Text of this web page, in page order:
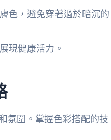
色，避免穿著過於暗沉的
現健康活力。
氛圍。掌握色彩搭配的技